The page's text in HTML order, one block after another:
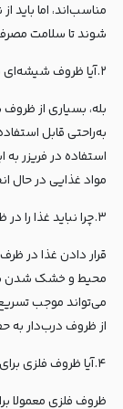
مناسب‌اند، اما باید
شوند تا سلامت
۲.آیا ظروف شیشه‌ای برای استفاده در یخچال و فریزر مناسب هستند؟
بله، بسیاری از
به‌راحتی قابل
استفاده در فریزر
مواد غذایی در حال
۳.چرا نباید غذا را در ظرف بدون درب داخل یخچال نگه داشت؟
قرار دادن غذا در
محیط و خشک شدن
می‌تواند موجب
از ظروف درب‌دار به
۴.آیا ظروف فلزی برای نگهداری همه نوع غذا مناسب هستند؟
ظروف فلزی معمولا